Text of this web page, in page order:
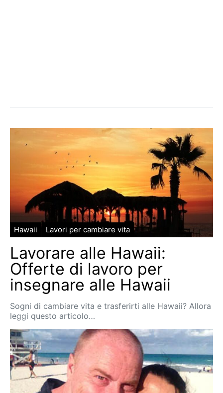
Hawaii Lavori per cambiare vita
Lavorare alle Hawaii:
Offerte di lavoro per
insegnare alle Hawaii
Sogni di cambiare vita e trasferirti alle Hawaii? Allora
leggi questo articolo…